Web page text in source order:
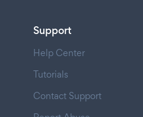
Support
Help Center
Tutorials
Contact Support